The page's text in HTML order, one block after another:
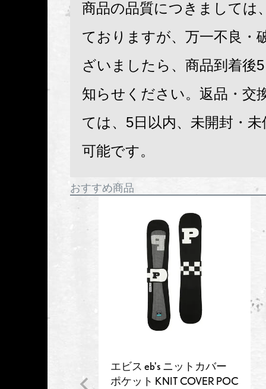
商品の品質につきましては
ておりますが、万一不良・
ざいましたら、商品到着後
知らせください。返品・交
ては、5日以内、未開封・
可能です。
おすすめ商品
エビス eb's ニットカバー
ポケット KNIT COVER POC